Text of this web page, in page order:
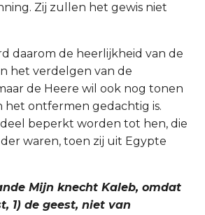
Zij zullen het gewis niet
daarom de heerlijkheid van de
het verdelgen van de
de Heere wil ook nog tonen
het ontfermen gedachtig is.
beperkt worden tot hen, die
waren, toen zij uit Egypte
Mijn knecht Kaleb, omdat
1) de geest, niet van